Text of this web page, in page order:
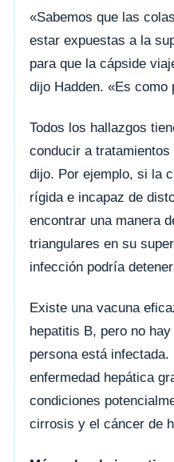
«Sabemos que las
estar expuestas a la
para que la cápside
dijo Hadden. «Es como
Todos los hallazgos
conducir a
dijo. Por ejemplo, si la
rígida e incapaz de
encontrar una manera
triangulares en su
infección podría
Existe una vacuna
hepatitis B, pero no
persona está
enfermedad hepática
condiciones
cirrosis y el cáncer de